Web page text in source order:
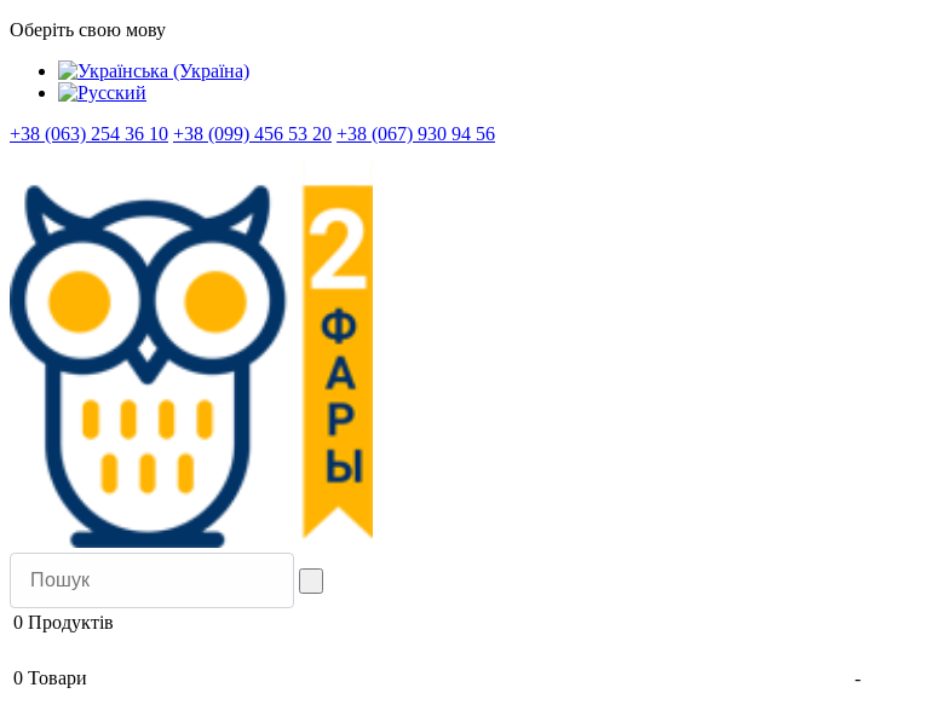
Оберіть свою мову
+38 (063) 254 36 10 +38 (099) 456 53 20 +38 (067) 930 94 56
0 Продуктів
0 Товари -